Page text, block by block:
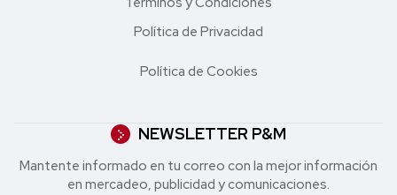
Política de Privacidad
Política de Cookies
NEWSLETTER P&M
Mantente informado en tu correo con la mejor in formación
en mercadeo, publicidad y comunicaciones.